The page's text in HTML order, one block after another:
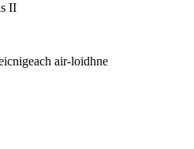
II
air-loidhne